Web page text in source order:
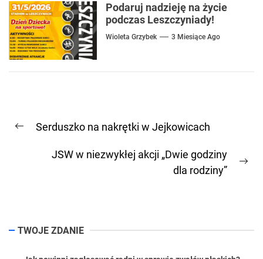
Podaruj nadzieję na życie
podczas Leszczyniady!
Wioleta Grzybek 3 Miesiące Ago
wpisu
Previous
Serduszko na nakrętki w Jejkowicach
JSW w niezwykłej akcji „Dwie godziny
dla rodziny”
TWOJE ZDANIE